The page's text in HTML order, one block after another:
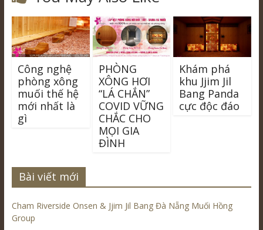
Công nghệ
phòng xông
muối thế hệ
mới nhất là
gì
PHÒNG
XÔNG HƠI
“LÁ CHẮN”
COVID VỮNG
CHẮC CHO
MỌI GIA
ĐÌNH
Khám phá
khu Jjim Jil
Bang Panda
cực độc đáo
Bài viết mới
Cham Riverside Onsen & Jjim Jil Bang Đà Nẵng Muối Hồng
Group